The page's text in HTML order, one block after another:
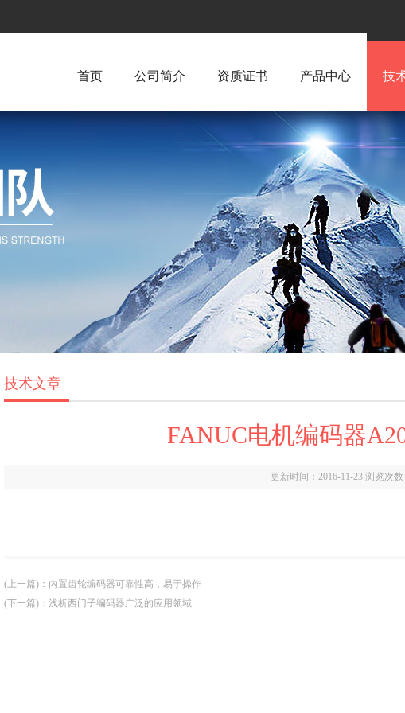
首页 公司简介 资质证书 产品中心 技
技术文章
FANUC电机编码器
更新时间：2016-11-23 浏览次数
(上一篇) ： 内置齿轮编码器可靠性高，易于操作
(下一篇) ： 浅析西门子编码器广泛的应用领域